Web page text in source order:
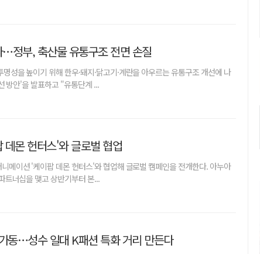
정부, 축산물 유통구조 전면 손질
성을 높이기 위해 한우·돼지·닭고기·계란을 아우르는 유통구조 개선에 나
방안'을 발표하고 "유통단계 ...
몬 헌터스'와 글로벌 협업
메이션 '케이팝 데몬 헌터스'와 협업해 글로벌 캠페인을 전개한다. 아누아
트너십을 맺고 상반기부터 본...
동…성수 일대 K패션 특화 거리 만든다